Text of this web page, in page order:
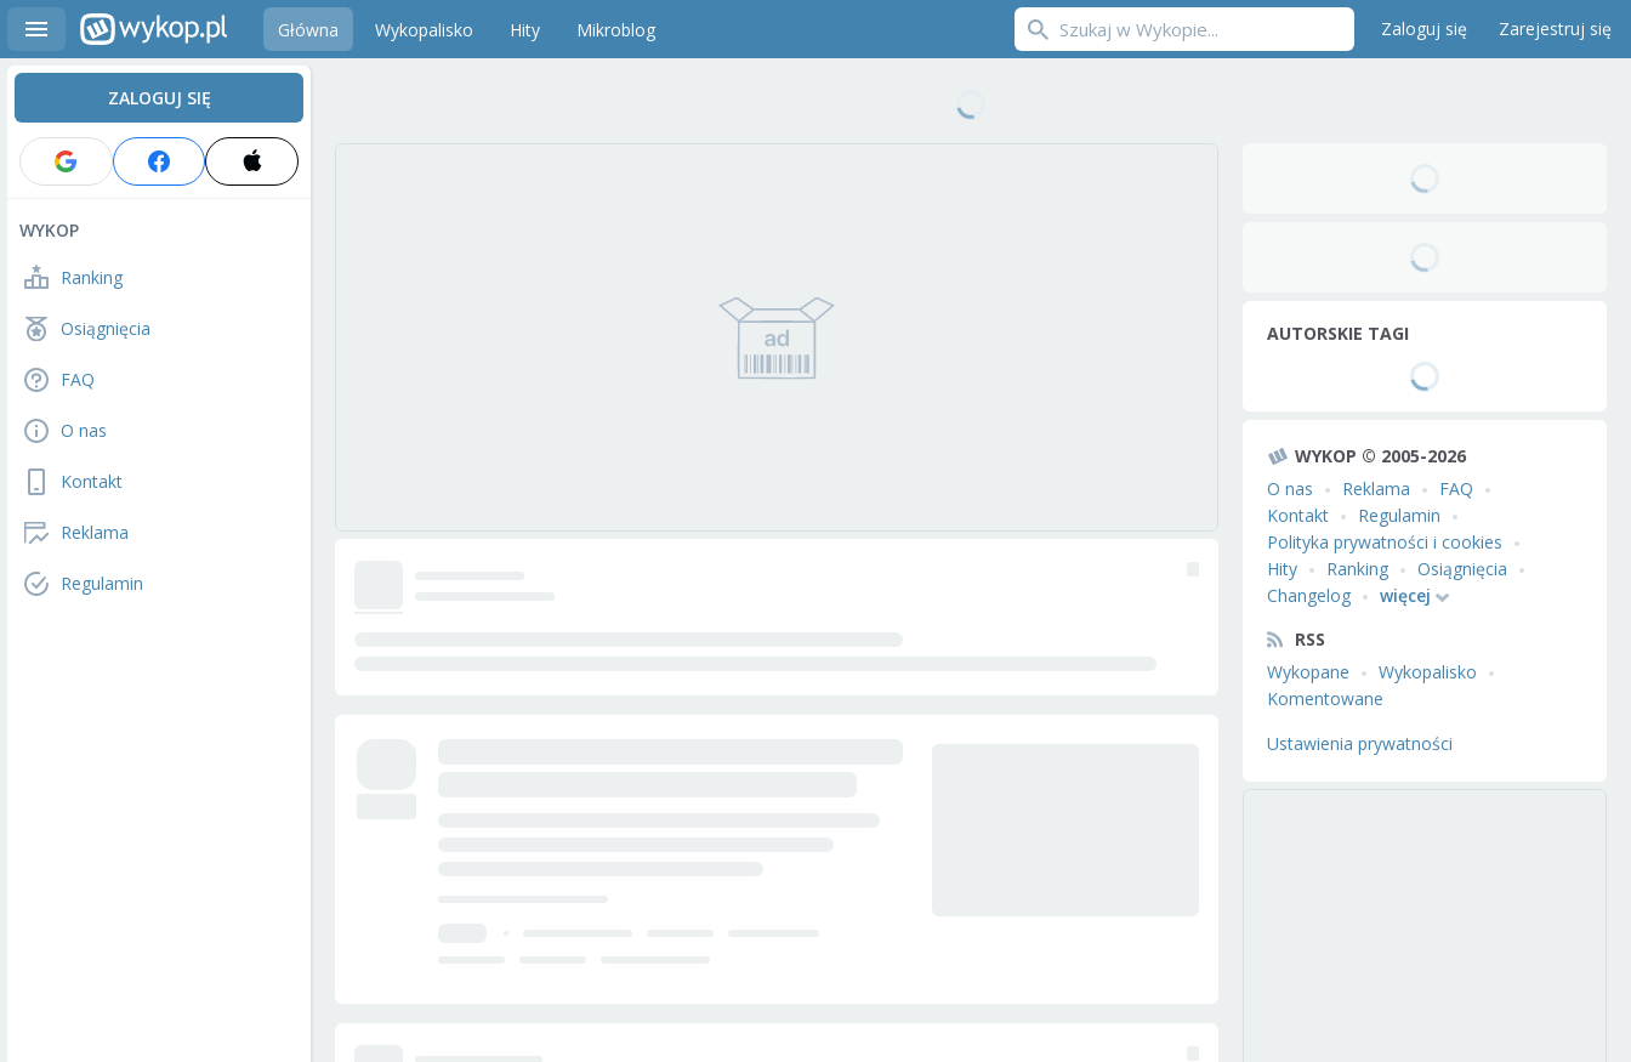
Główna Wykopalisko Hity Mikroblog Zaloguj się Zarejestruj się
ZALOGUJ SIĘ
WYKOP
Ranking
Osiągnięcia
FAQ
O nas
Kontakt
Reklama
Regulamin
AUTORSKIE TAGI
WYKOP © 2005-2026
O nas
Reklama
FAQ
Kontakt
Regulamin
Polityka prywatności i cookies
Hity
Ranking
Osiągnięcia
Changelog
więcej
RSS
Wykopane
Wykopalisko
Komentowane
Ustawienia prywatności